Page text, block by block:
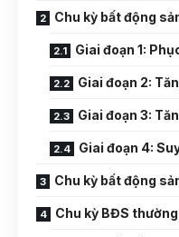
Chu kỳ bất động
Giai đoạn 1:
Giai đoạn 2:
Giai đoạn 3:
Giai đoạn 4:
Chu kỳ bất động
Chu kỳ BĐS